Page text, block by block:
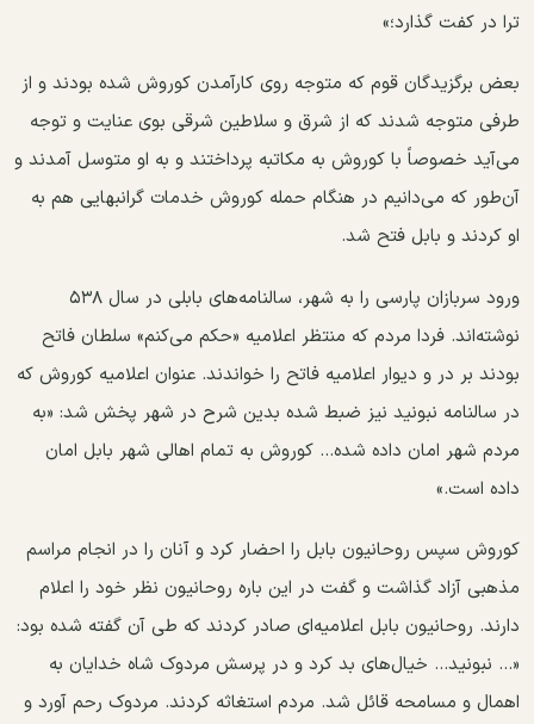
ترا در کفت گذارد؛»
بعض برگزیدگان قوم که متوجه روی کارآمدن کوروش شده بودند و از
طرفی متوجه شدند که از شرق و سلاطین شرقی بوی عنایت و توجه
می‌آید خصوصاً با کوروش به مکاتبه پرداختند و به او متوسل آمدند و
آن‌طور که می‌دانیم در هنگام حمله کوروش خدمات گرانبهایی هم به
او کردند و بابل فتح شد.
ورود سربازان پارسی را به شهر، سالنامه‌های بابلی در سال ۵۳۸
نوشته‌اند. فردا مردم که منتظر اعلامیه «حکم می‌کنم» سلطان فاتح
بودند بر در و دیوار اعلامیه فاتح را خواندند. عنوان اعلامیه کوروش که
در سالنامه نبونید نیز ضبط شده بدین شرح در شهر پخش شد: «به
مردم شهر امان داده شده... کوروش به تمام اهالی شهر بابل امان
داده است.»
کوروش سپس روحانیون بابل را احضار کرد و آنان‌ را در انجام مراسم
مذهبی آزاد گذاشت و گفت در این باره روحانیون نظر خود را اعلام
دارند. روحانیون بابل اعلامیه‌ای صادر کردند که طی آن گفته شده بود:
«... نبونید... خیال‌های بد کرد و در پرسش مردوک شاه خدایان به
اهمال و مسامحه قائل شد. مردم استغاثه کردند. مردوک رحم آورد و